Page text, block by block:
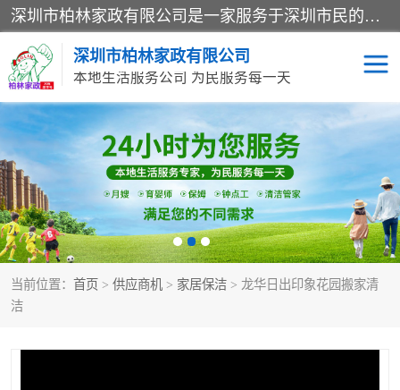
深圳市柏林家政有限公司是一家服务于深圳市民的专业家政公司。致力于为客户提供高质量、多维度的家庭服务，包括养老、母婴、月嫂育婴早教、康复理疗、家电清洗和保洁等方面的专业服务。
深圳市柏林家政有限公司
本地生活服务公司 为民服务每一天
当前位置： 首页 > 供应商机 > 家居保洁 > 龙华日出印象花园搬家清
洁
家居保洁 护工月嫂
家庭保姆 家政服务